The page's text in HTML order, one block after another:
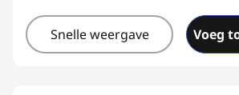
Snelle weergave Voeg